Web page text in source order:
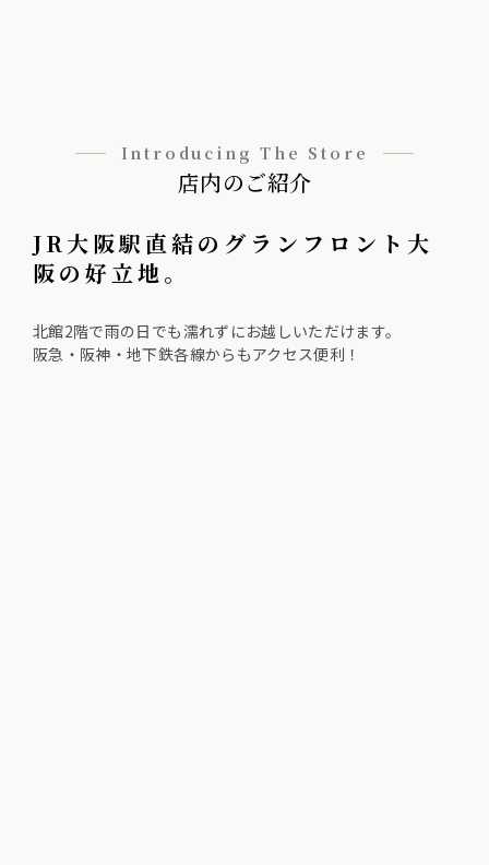
Introducing The Store
店内のご紹介
JR大阪駅直結のグランフロント大
阪の好立地。
北館2階で雨の日でも濡れずにお越しいただけます。
阪急・阪神・地下鉄各線からもアクセス便利！